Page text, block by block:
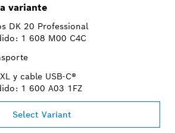
variante
DK 20 Professional
1 608 M00 C4C
y cable USB-C®
1 600 A03 1FZ
Select Variant